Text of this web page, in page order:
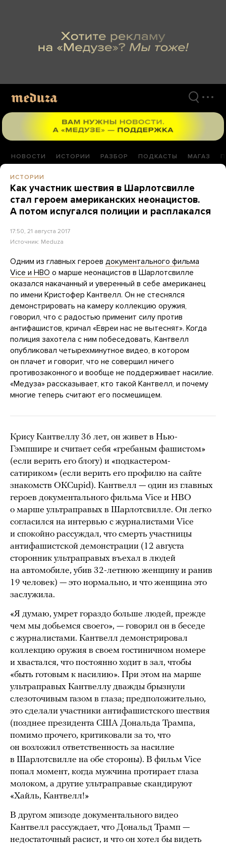
НОВОСТИ ИСТОРИИ РАЗБОР ПОДКАСТЫ МАГАЗ
ИСТОРИИ
Как участник шествия в Шарлотсвилле
стал героем американских неонацистов.
А потом испугался полиции и расплакался
17:50, 21 августа 2017
Источник: Meduza
Одним из главных героев документального фильма
Vice и HBO о марше неонацистов в Шарлотсвилле
оказался накачанный и уверенный в себе американец
по имени Кристофер Кантвелл. Он не стеснялся
демонстрировать на камеру коллекцию оружия,
говорил, что с радостью применит силу против
антифашистов, кричал «Евреи нас не вытеснят». Когда
полиция захотела с ним побеседовать, Кантвелл
опубликовал четырехминутное видео, в котором
он плачет и говорит, что не совершил ничего
противозаконного и вообще не поддерживает насилие.
«Медуза» рассказывает, кто такой Кантвелл, и почему
многие теперь считают его посмешищем.
Крису Кантвеллу 36 лет, он живет в Нью-
Гэмпшире и считает себя «гребаным фашистом»
(если верить его блогу) и «подкастером-
сатириком» (если верить его профилю на сайте
знакомств OKCupid). Кантвелл — один из главных
героев документального фильма Vice и HBO
о марше ультраправых в Шарлотсвилле. Он легко
согласился на интервью с журналистами Vice
и спокойно рассуждал, что смерть участницы
антифашистской демонстрации (12 августа
сторонник ультраправых въехал в людей
на автомобиле, убив 32-летнюю женщину и ранив
19 человек) — это нормально, и что женщина это
заслужила.
«Я думаю, умрет гораздо больше людей, прежде
чем мы добьемся своего», — говорил он в беседе
с журналистами. Кантвелл демонстрировал
коллекцию оружия в своем гостиничном номере
и хвастался, что постоянно ходит в зал, чтобы
«быть готовым к насилию». При этом на марше
ультраправых Кантвеллу дважды брызнули
слезоточивым газом в глаза; предположительно,
это сделали участники антифашистского шествия
(позднее президента США Дональда Трампа,
помимо прочего, критиковали за то, что
он возложил ответственность за насилие
в Шарлотсвилле на обе стороны). В фильм Vice
попал момент, когда мужчина протирает глаза
молоком, а другие ультраправые скандируют
«Хайль, Кантвелл!»
В другом эпизоде документального видео
Кантвелл рассуждает, что Дональд Трамп —
недостаточный расист, и что он хотел бы видеть